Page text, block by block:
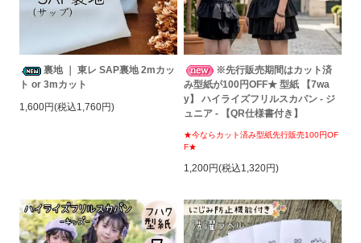
裏地 ｜ 東レ SAP裏地 2mカッ
ト or 3mカット
1,600円(税込1,760円)
※先行販売期間はカット済
み型紙が100円OFF★ 型紙 【7wa
y】 ハイライズフリルスカパン - ジ
ュニア - 【QR仕様書付き】
★今ならカット済み型紙先行販売100円OF
F★
1,200円(税込1,320円)